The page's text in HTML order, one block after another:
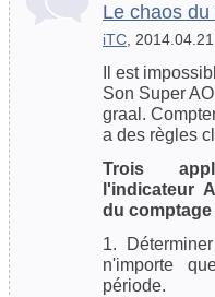
Le chaos du
iTC ,
Il est
Son Super
graal.
a des règles
Trois
l'indicateur
du
1.
n'importe
période.